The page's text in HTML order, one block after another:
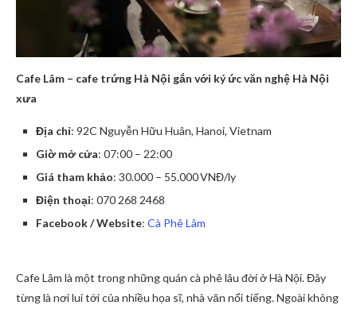
Cafe Lâm – cafe trứng Hà Nội gắn với ký ức văn nghệ Hà Nội
xưa
Địa chỉ: 92C Nguyễn Hữu Huân, Hanoi, Vietnam
Giờ mở cửa: 07:00 – 22:00
Giá tham khảo: 30.000 – 55.000 VNĐ/ly
Điện thoại: 070 268 2468
Facebook / Website: Cà Phê Lâm
Cafe Lâm là một trong những quán cà phê lâu đời ở Hà Nội. Đây
từng là nơi lui tới của nhiều họa sĩ, nhà văn nổi tiếng. Ngoài không